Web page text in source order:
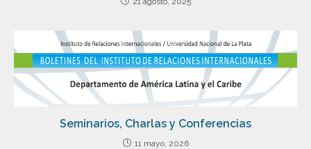
Seminarios, Charlas y Conferencias
11 mayo, 2026